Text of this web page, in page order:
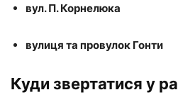
вул. П. Корнелюка
вулиця та провулок Гонти
Куди звертатися у